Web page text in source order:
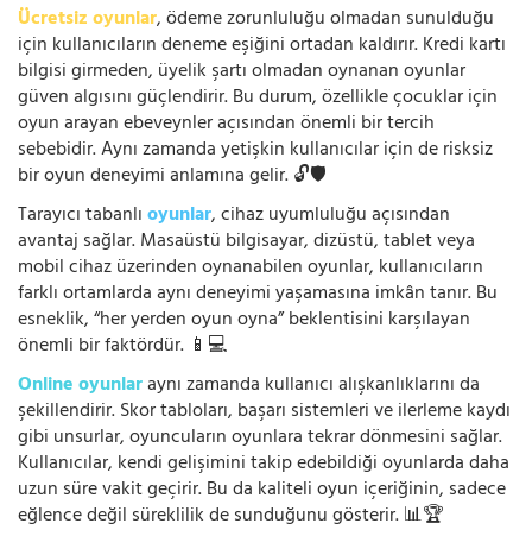
Ücretsiz oyunlar, ödeme zorunluluğu olmadan sunulduğu
için kullanıcıların deneme eşiğini ortadan kaldırır. Kredi kartı
bilgisi girmeden, üyelik şartı olmadan oynanan oyunlar
güven algısını güçlendirir. Bu durum, özellikle çocuklar için
oyun arayan ebeveynler açısından önemli bir tercih
sebebidir. Aynı zamanda yetişkin kullanıcılar için de risksiz
bir oyun deneyimi anlamına gelir. 🔓🛡️
Tarayıcı tabanlıoyunlar, cihaz uyumluluğu açısından
avantaj sağlar. Masaüstü bilgisayar, dizüstü, tablet veya
mobil cihaz üzerinden oynanabilen oyunlar, kullanıcıların
farklı ortamlarda aynı deneyimi yaşamasına imkân tanır. Bu
esneklik, “her yerden oyun oyna” beklentisini karşılayan
önemli bir faktördür. 📱💻
Online oyunlaraynı zamanda kullanıcı alışkanlıklarını da
şekillendirir. Skor tabloları, başarı sistemleri ve ilerleme kaydı
gibi unsurlar, oyuncuların oyunlara tekrar dönmesini sağlar.
Kullanıcılar, kendi gelişimini takip edebildiği oyunlarda daha
uzun süre vakit geçirir. Bu da kaliteli oyun içeriğinin, sadece
eğlence değil süreklilik de sunduğunu gösterir. 📊🏆